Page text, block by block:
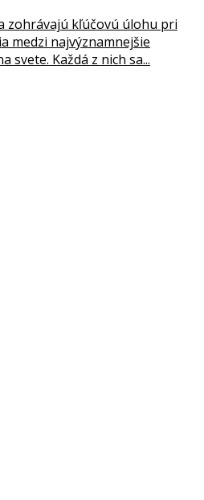
zohrávajú kľúčovú úlohu pri
medzi najvýznamnejšie
svete. Každá z nich sa...